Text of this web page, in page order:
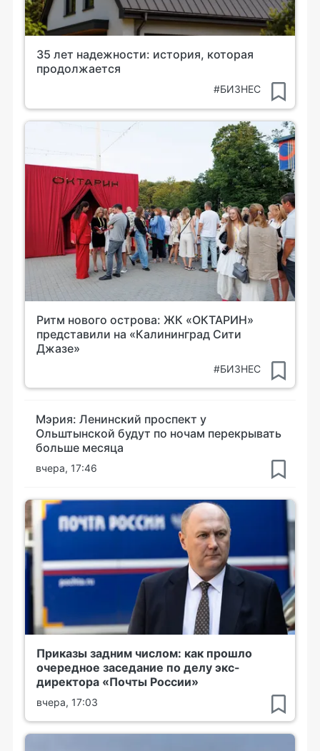
35 лет надежности: история, которая
продолжается
#БИЗНЕС
Ритм нового острова: ЖК «ОКТАРИН»
представили на «Калининград Сити
Джазе»
#БИЗНЕС
Мэрия: Ленинский проспект у
Ольштынской будут по ночам перекрывать
больше месяца
вчера, 17:46
Приказы задним числом: как прошло
очередное заседание по делу экс-
директора «Почты России»
вчера, 17:03